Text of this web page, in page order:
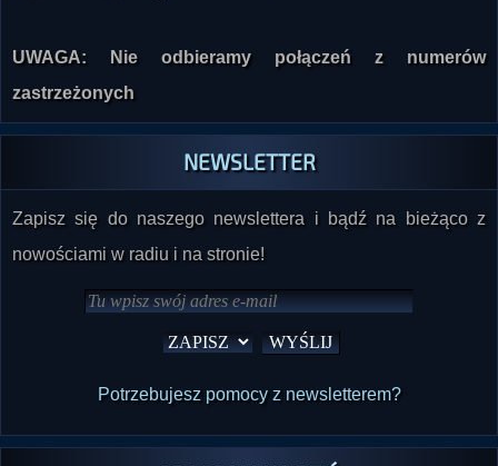
zastrzeżonych
NEWSLETTER
Zapisz się do naszego newslettera i bądź na bieżąco z
nowościami w radiu i na stronie!
Potrzebujesz pomocy z newsletterem?
PROGRAM NA DZIŚ